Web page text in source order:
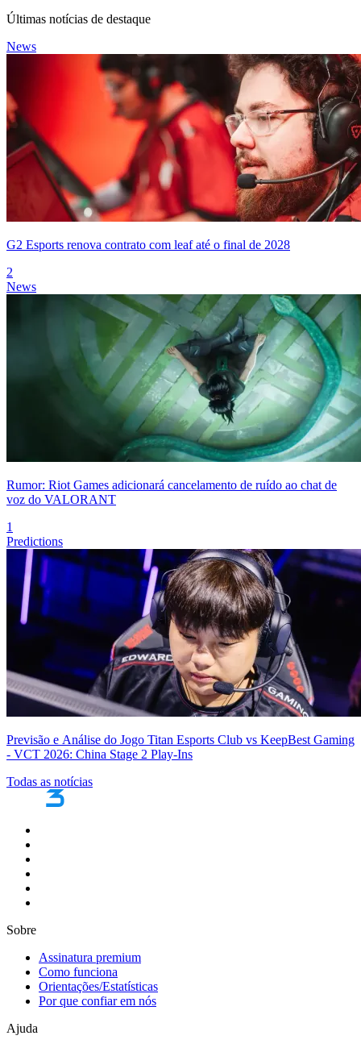
Últimas notícias de destaque
News
G2 Esports renova contrato com leaf até o final de 2028
2
News
Rumor: Riot Games adicionará cancelamento de ruído ao chat de
voz do VALORANT
1
Predictions
Previsão e Análise do Jogo Titan Esports Club vs KeepBest Gaming
- VCT 2026: China Stage 2 Play-Ins
Todas as notícias
Sobre
Assinatura premium
Como funciona
Orientações/Estatísticas
Por que confiar em nós
Ajuda